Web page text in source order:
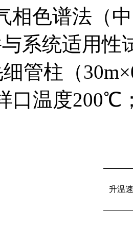
相色谱法（
系统适用性
管柱（
口温度200℃
升温